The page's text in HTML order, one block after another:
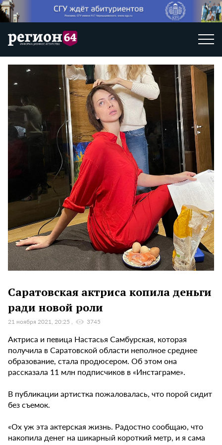
Саратовская актриса копила деньги
ради новой роли
21 ноября 2021, 20:25 3745
Актриса и певица Настасья Самбурская, которая
получила в Саратовской области неполное среднее
образование, стала продюсером. Об этом она
рассказала 11 млн подписчиков в «Инстаграме».
В публикации артистка пожаловалась, что порой сидит
без съемок.
«Ох уж эта актерская жизнь. Радостно сообщаю, что
накопила денег на шикарный короткий метр, и я сама